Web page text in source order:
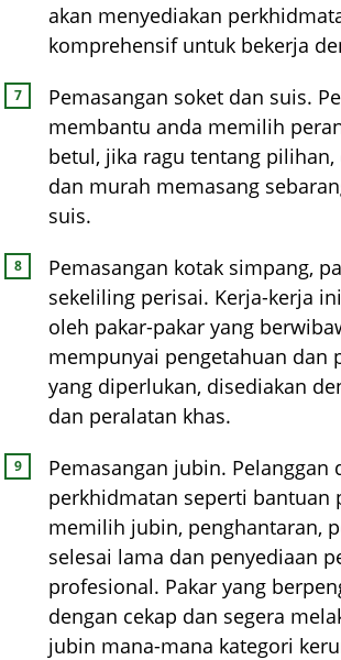
akan menyediakan
komprehensif untuk bekerja
Pemasangan soket dan suis.
membantu anda memilih
betul, jika ragu tentang pilihan,
dan murah memasang
suis.
Pemasangan kotak simpang,
sekeliling perisai. Kerja-kerja
oleh pakar-pakar yang
mempunyai pengetahuan dan
yang diperlukan, disediakan
dan peralatan khas.
Pemasangan jubin. Pelanggan
perkhidmatan seperti bantuan
memilih jubin, penghantaran,
selesai lama dan penyediaan
profesional. Pakar yang
dengan cekap dan segera
jubin mana-mana kategori